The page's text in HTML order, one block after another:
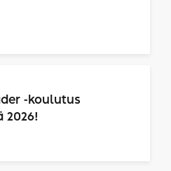
-koulutus
2026!